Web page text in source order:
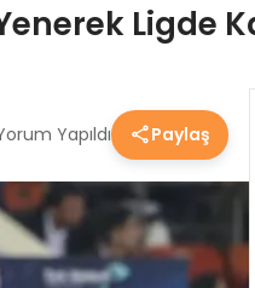
Ligde
Yapıldı Paylaş